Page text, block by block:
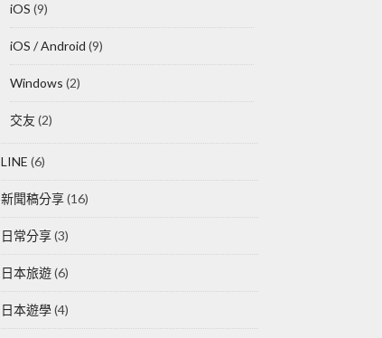
iOS (9)
iOS / Android (9)
Windows (2)
交友 (2)
LINE (6)
新聞稿分享(16)
日常分享(3)
日本旅遊(6)
日本遊學(4)